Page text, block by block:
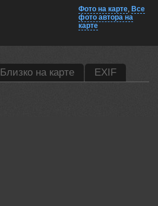
Фото на карте, Все
фото автора на
карте
Близко на карте EXIF